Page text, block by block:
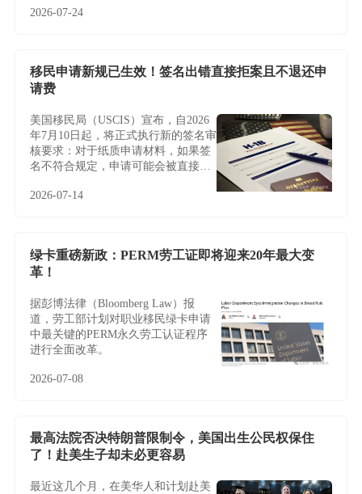
了一层特别的意义。
2026-07-24
移民申请新规已生效！签名出错直接拒案且不退还申
请费
美国移民局（USCIS）宣布，自2026
年7月10日起，将正式执行新的签名审
核要求：对于纸质申请材料，如果签
名不符合规定，申请可能会被直接拒
改机会。
2026-07-14
绿卡重磅新政：PERM劳工证即将迎来20年最大变
革！
据彭博法律（Bloomberg Law）报
道，劳工部计划对职业移民绿卡申请
中最关键的PERM永久劳工认证程序
进行全面改革。
2026-07-08
最高法院否决特朗普限制令，美国出生公民权保住
了！赴美生子却未必更容易
最近这几个月，在美华人和计划赴美